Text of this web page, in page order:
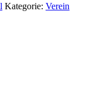
Kategorie: Verein